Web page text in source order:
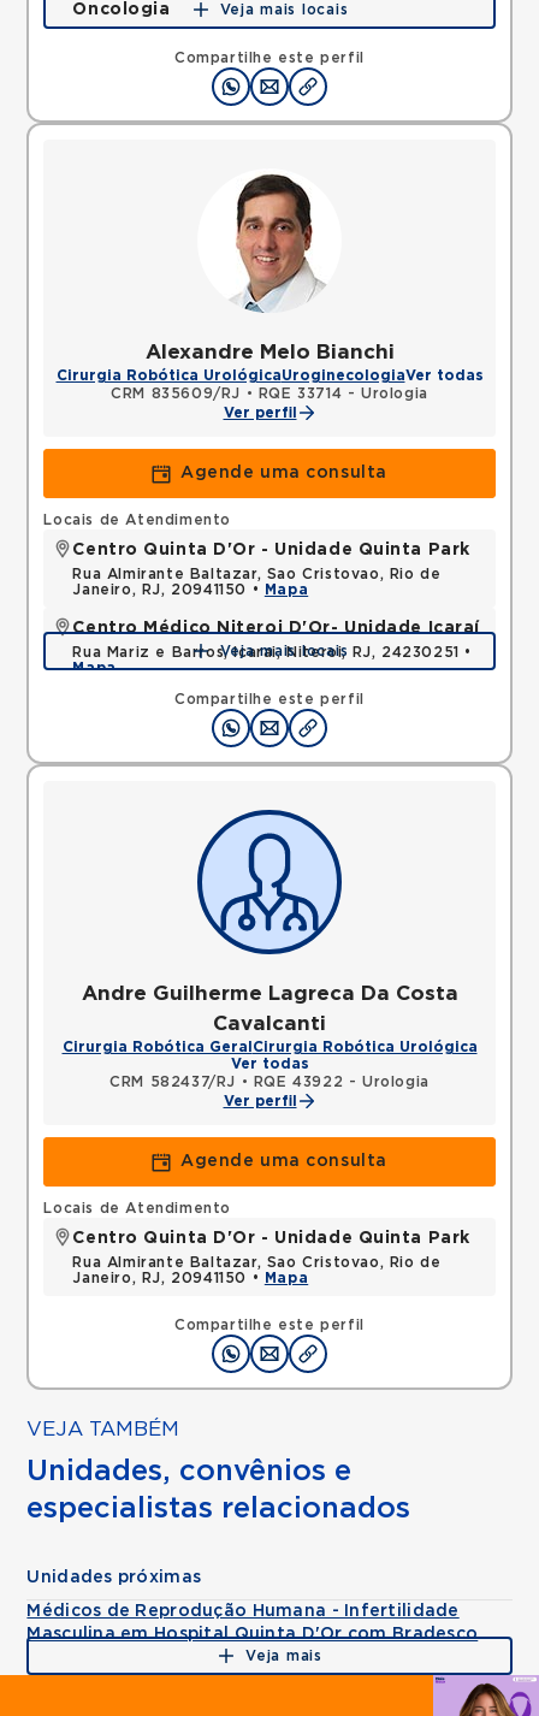
Compartilhe este perfil
Oncologia
Avenida Nelson Mufarrej, Barra da Tijuca, Rio de
Janeiro, RJ, 22775050 •
Mapa
Veja mais locais
Alexandre Melo Bianchi
Cirurgia Robótica UrológicaUroginecologiaVer todas
CRM 835609/RJ •
RQE 33714 - Urologia
Ver perfil
Agende uma consulta
Compartilhe este perfil
Locais de Atendimento
Centro Quinta D'Or - Unidade Quinta Park
Rua Almirante Baltazar, Sao Cristovao, Rio de
Janeiro, RJ, 20941150 •
Mapa
Centro Médico Niteroi D'Or- Unidade Icaraí
Rua Mariz e Barros, Icarai, Niteroi, RJ, 24230251 •
Mapa
Veja mais locais
Andre Guilherme Lagreca Da Costa
Cavalcanti
Cirurgia Robótica Geral Cirurgia Robótica Urológica
Ver todas
CRM 582437/RJ •
RQE 43922 - Urologia
Ver perfil
Agende uma consulta
Compartilhe este perfil
Locais de Atendimento
Centro Quinta D'Or - Unidade Quinta Park
Rua Almirante Baltazar, Sao Cristovao, Rio de
Janeiro, RJ, 20941150 •
Mapa
VEJA TAMBÉM
Unidades, convênios e
especialistas relacionados
Unidades próximas
Médicos de Reprodução Humana - Infertilidade
Masculina em Hospital Quinta D'Or com Bradesco
Veja mais
Agende